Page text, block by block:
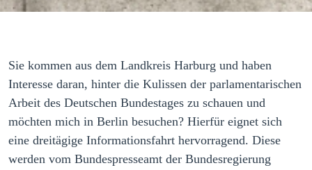
Sie kommen aus dem Landkreis Harburg und haben
Interesse daran, hinter die Kulissen der parlamentarischen
Arbeit des Deutschen Bundestages zu schauen und
möchten mich in Berlin besuchen? Hierfür eignet sich
eine dreitägige Informationsfahrt hervorragend. Diese
werden vom Bundespresseamt der Bundesregierung